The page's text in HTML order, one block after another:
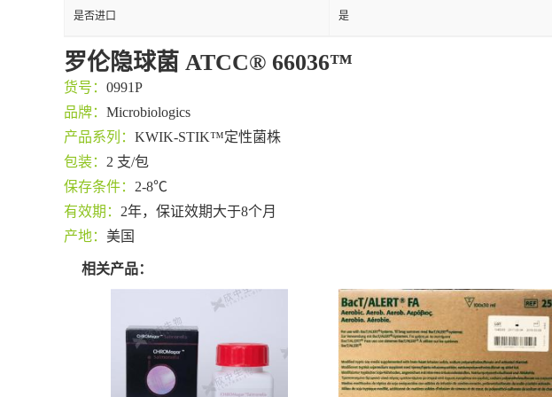
是否进口 是
罗伦隐球菌 ATCC® 66036™
货号： 0991P
品牌： Microbiologics
产品系列： KWIK-STIK™定性菌株
包装： 2 支/包
保存条件： 2-8℃
有效期： 2年，保证效期大于8个月
产地： 美国
相关产品：